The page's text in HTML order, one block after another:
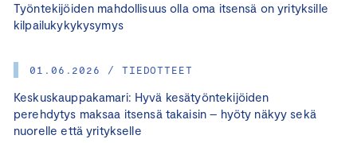
Työntekijöiden mahdollisuus olla oma itsensä on yrityksille
kilpailukykykysymys
01.06.2026 / TIEDOTTEET
Keskuskauppakamari: Hyvä kesätyöntekijöiden
perehdytys maksaa itsensä takaisin – hyöty näkyy sekä
nuorelle että yritykselle